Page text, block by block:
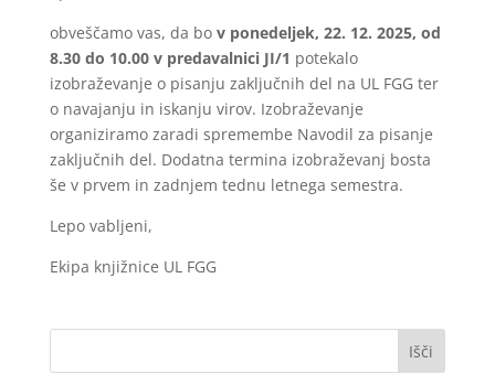
obveščamo vas, da bo v ponedeljek, 22. 12. 2025, od
8.30 do 10.00 v predavalnici JI/1 potekalo
izobraževanje o pisanju zaključnih del na UL FGG ter
o navajanju in iskanju virov. Izobraževanje
organiziramo zaradi spremembe Navodil za pisanje
zaključnih del. Dodatna termina izobraževanj bosta
še v prvem in zadnjem tednu letnega semestra.
Lepo vabljeni,
Ekipa knjižnice UL FGG